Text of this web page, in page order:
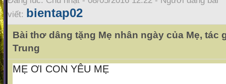
viết: bientap02
Bài thơ dâng tặng Mẹ nhân ngày của Mẹ, tác
Trung
MẸ ƠI CON YÊU MẸ